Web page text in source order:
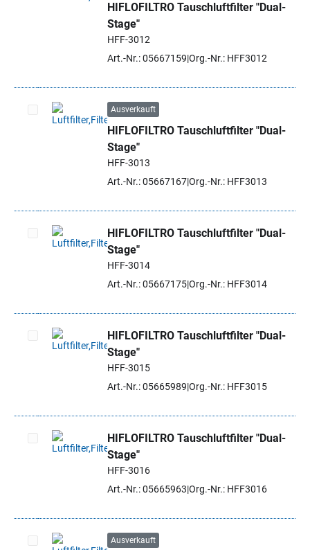
Artikel auswählen
HIFLOFILTRO Tauschluftfilter "Dual-
Stage"
HFF-3012
Art.-Nr.: 05667159 Org.-Nr.: HFF3012
Artikel auswählen
Ausverkauft
HIFLOFILTRO Tauschluftfilter "Dual-
Stage"
HFF-3013
Art.-Nr.: 05667167Org.-Nr.: HFF3013
Artikel auswählen
HIFLOFILTRO Tauschluftfilter "Dual-
Stage"
HFF-3014
Art.-Nr.: 05667175Org.-Nr.: HFF3014
Artikel auswählen
HIFLOFILTRO Tauschluftfilter "Dual-
Stage"
HFF-3015
Art.-Nr.: 05665989 Org.-Nr.: HFF3015
Artikel auswählen
HIFLOFILTRO Tauschluftfilter "Dual-
Stage"
HFF-3016
Art.-Nr.: 05665963 Org.-Nr.: HFF3016
Ausverkauft